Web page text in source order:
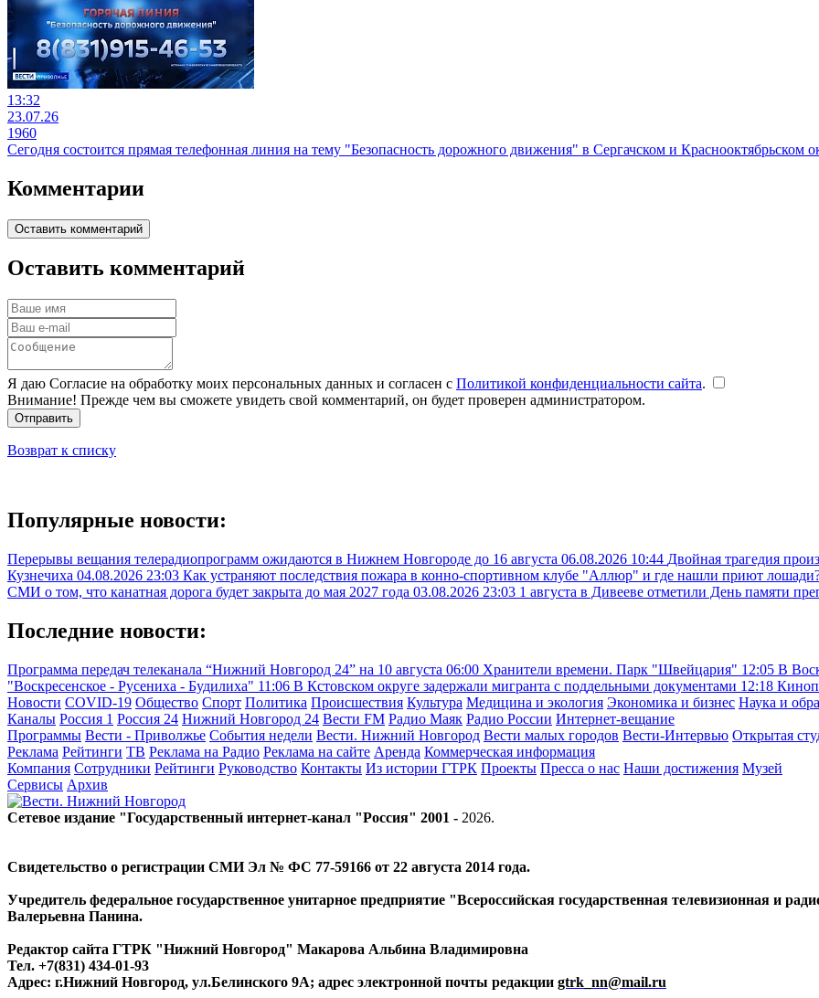
13:32
23.07.26
1960
Сегодня состоится прямая телефонная линия на тему "Безопасность дорожного движения" в Сергачском и Краснооктябрьском
Комментарии
Оставить комментарий
Оставить комментарий
Я даю Согласие на обработку моих персональных данных и согласен с Политикой конфиденциальности сайта.
Внимание! Прежде чем вы сможете увидеть свой комментарий, он будет проверен администратором.
Отправить
Возврат к списку
Популярные новости:
Перерывы вещания телерадиопрограмм ожидаются в Нижнем Новгороде до 16 августа 06.08.2026 10:44 Двойная трагедия
Кузнечиха 04.08.2026 23:03 Как устраняют последствия пожара в конно-спортивном клубе "Аллюр" и где нашли приют
СМИ о том, что канатная дорога будет закрыта до мая 2027 года 03.08.2026 23:03 1 августа в Дивееве отметили День памяти
Последние новости:
Программа передач телеканала “Нижний Новгород 24” на 10 августа 06:00 Хранители времени. Парк "Швейцария" 12:05 В
"Воскресенское - Русениха - Будилиха" 11:06 В Кстовском округе задержали мигранта с поддельными документами 12:18
Новости COVID-19 Общество Спорт Политика Происшествия Культура Медицина и экология Экономика и бизнес Наука и
Каналы Россия 1 Россия 24 Нижний Новгород 24 Вести FM Радио Маяк Радио России Интернет-вещание
Программы Вести - Приволжье События недели Вести. Нижний Новгород Вести малых городов Вести-Интервью Открытая
Реклама Рейтинги ТВ Реклама на Радио Реклама на сайте Аренда Коммерческая информация
Компания Сотрудники Рейтинги Руководство Контакты Из истории ГТРК Проекты Пресса о нас Наши достижения Музей
Сервисы Архив
Сетевое издание "Государственный интернет-канал "Россия" 2001 - 2026.
Свидетельство о регистрации СМИ Эл № ФС 77-59166 от 22 августа 2014 года.
Учредитель федеральное государственное унитарное предприятие "Всероссийская государственная телевизионная и
Валерьевна Панина.
Редактор сайта ГТРК "Нижний Новгород" Макарова Альбина Владимировна
Тел. +7(831) 434-01-93
Адрес: г.Нижний Новгород, ул.Белинского 9А; адрес электронной почты редакции gtrk_nn@mail.ru